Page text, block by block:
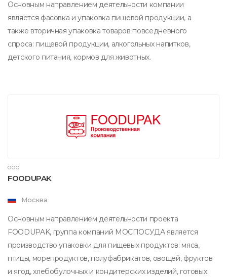
Основным направлением деятельности компании
является фасовка и упаковка пищевой продукции, а
также вторичная упаковка товаров повседневного
спроса: пищевой продукции, алкогольных напитков,
детского питания, кормов для животных.
ООО
FOODUPAK
Москва
Основным направлением деятельности проекта
FOODUPAK, группа компаний МОСПОСУДА является
производство упаковки для пищевых продуктов: мяса,
птицы, морепродуктов, полуфабрикатов, овощей, фруктов
и ягод, хлебобулочных и кондитерских изделий, готовых